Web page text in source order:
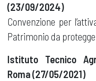
(23/09/2024)
Convenzione per
Patrimonio da
Istituto Tecnico
Roma (27/05/2021)